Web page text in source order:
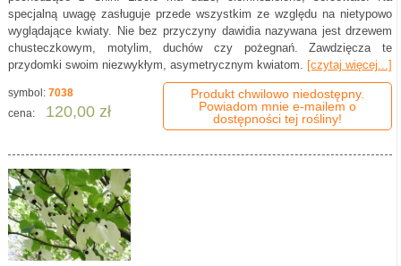
specjalną uwagę zasługuje przede wszystkim ze względu na nietypowo
wyglądające kwiaty. Nie bez przyczyny dawidia nazywana jest drzewem
chusteczkowym, motylim, duchów czy pożegnań. Zawdzięcza te
przydomki swoim niezwykłym, asymetrycznym kwiatom. [czytaj więcej...]
symbol: 7038
cena:
120,00 zł
Produkt chwilowo niedostępny.
Powiadom mnie e-mailem o
dostępności tej rośliny!